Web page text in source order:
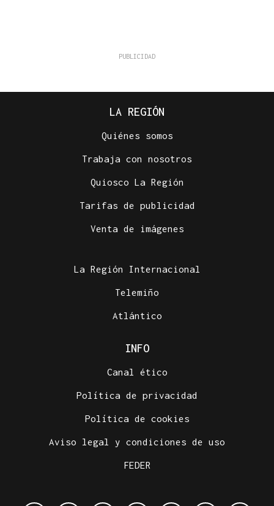
LA REGIÓN
Quiénes somos
Trabaja con nosotros
Quiosco La Región
Tarifas de publicidad
Venta de imágenes
La Región Internacional
Telemiño
Atlántico
INFO
Canal ético
Política de privacidad
Política de cookies
Aviso legal y condiciones de uso
FEDER